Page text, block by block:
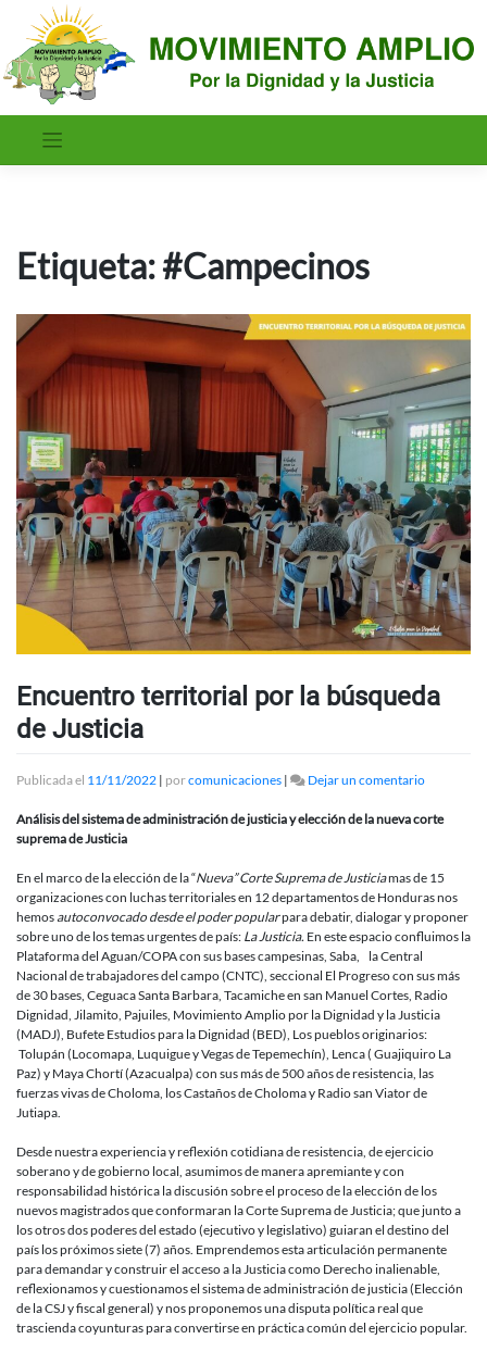
contenido
Etiqueta:#Campecinos
Encuentro territorial por la búsqueda
de Justicia
Publicada el 11/11/2022 | porcomunicaciones | Dejar un comentarioen
territorial
búsqueda
de
Justicia
Análisis del sistema de administración de justicia y elección de la nueva corte
suprema de Justicia
En el marco de la elección de la “Nueva” Corte Suprema de Justiciamas de 15
organizaciones con luchas territoriales en 12 departamentos de Honduras nos
hemos autoconvocado desde el poder popularpara debatir, dialogar y proponer
sobre uno de los temas urgentes de país: La Justicia. En este espacio confluimos la
Plataforma del Aguan/COPA con sus bases campesinas, Saba, la Central
Nacional de trabajadores del campo (CNTC), seccional El Progreso con sus más
de 30 bases, Ceguaca Santa Barbara, Tacamiche en san Manuel Cortes, Radio
Dignidad, Jilamito, Pajuiles, Movimiento Amplio por la Dignidad y la Justicia
(MADJ), Bufete Estudios para la Dignidad (BED), Los pueblos originarios:
Tolupán (Locomapa, Luquigue y Vegas de Tepemechín), Lenca ( Guajiquiro La
Paz) y Maya Chortí (Azacualpa) con sus más de 500 años de resistencia, las
fuerzas vivas de Choloma, los Castaños de Choloma y Radio san Viator de
Jutiapa.
Desde nuestra experiencia y reflexión cotidiana de resistencia, de ejercicio
soberano y de gobierno local, asumimos de manera apremiante y con
responsabilidad histórica la discusión sobre el proceso de la elección de los
nuevos magistrados que conformaran la Corte Suprema de Justicia; que junto a
los otros dos poderes del estado (ejecutivo y legislativo) guiaran el destino del
país los próximos siete (7) años. Emprendemos esta articulación permanente
para demandar y construir el acceso a la Justicia como Derecho inalienable,
reflexionamos y cuestionamos el sistema de administración de justicia (Elección
de la CSJ y fiscal general) y nos proponemos una disputa política real que
trascienda coyunturas para convertirse en práctica común del ejercicio popular.